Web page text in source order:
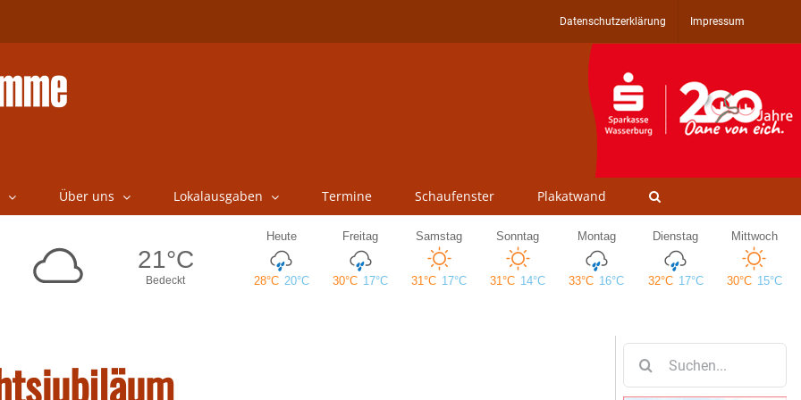
Datenschutzerklärung Impressum
Über uns Lokalausgaben Termine Schaufenster Plakatwand
nach: